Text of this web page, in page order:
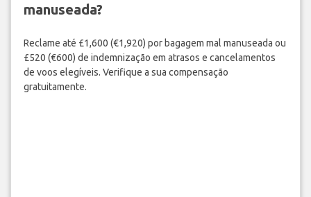
manuseada?
Reclame até £1,600 (€1,920) por bagagem mal manuseada ou
£520 (€600) de indemnização em atrasos e cancelamentos
de voos elegíveis. Verifique a sua compensação
gratuitamente.